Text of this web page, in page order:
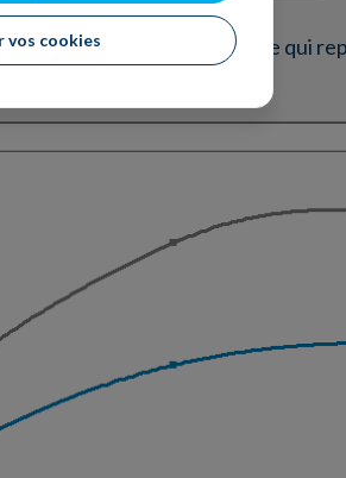
comme l’illustre le graphique qui
vos cookies